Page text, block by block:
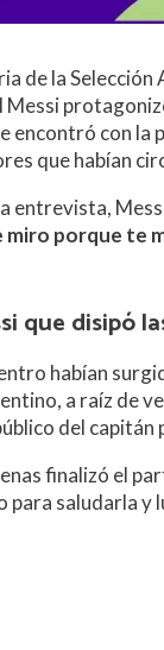
de la
Messi
encontró con
que habían
entrevista,
miro porque te
que disipó
habían
a raíz de
del
finalizó el
para saludarla y